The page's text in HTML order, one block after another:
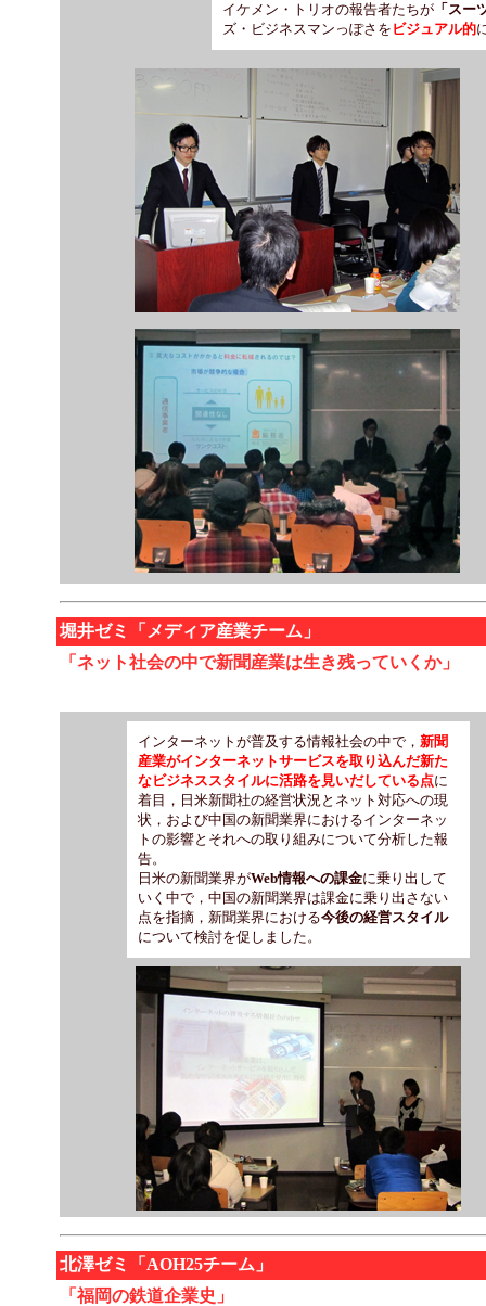
イケメン・トリオの報告者たちが「スー
ズ・ビジネスマンっぽさを ビジュアル的
堀井ゼミ「メディア産業チーム」
「ネット社会の中で新聞産業は生き残っていくか」
インターネットが普及する情報社会の中で， 新聞
産業がインターネットサービスを取り込んだ新た
なビジネススタイルに活路を見いだしている点に
着目，日米新聞社の経営状況とネット対応への現
状，および中国の新聞業界におけるインターネッ
トの影響とそれへの取り組みについて分析した報
告。
日米の新聞業界がWeb情報への課金に乗り出して
いく中で，中国の新聞業界は課金に乗り出さない
点を指摘，新聞業界における今後の経営スタイル
について検討を促しました。
北澤ゼミ「AOH25チーム」
「福岡の鉄道企業史」